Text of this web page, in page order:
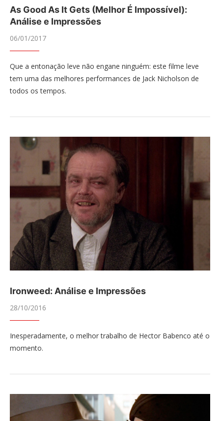
As Good As It Gets (Melhor É Impossível):
Análise e Impressões
06/01/2017
Que a entonação leve não engane ninguém: este filme leve
tem uma das melhores performances de Jack Nicholson de
todos os tempos.
Ironweed: Análise e Impressões
28/10/2016
Inesperadamente, o melhor trabalho de Hector Babenco até o
momento.